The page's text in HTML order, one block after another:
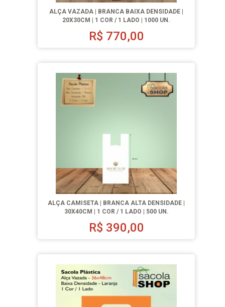
ALÇA VAZADA | BRANCA BAIXA DENSIDADE |
20X30CM | 1 COR / 1 LADO | 1000 UN.
R$ 770,00
ALÇA CAMISETA | BRANCA ALTA DENSIDADE |
30X40CM | 1 COR / 1 LADO | 500 UN.
R$ 390,00